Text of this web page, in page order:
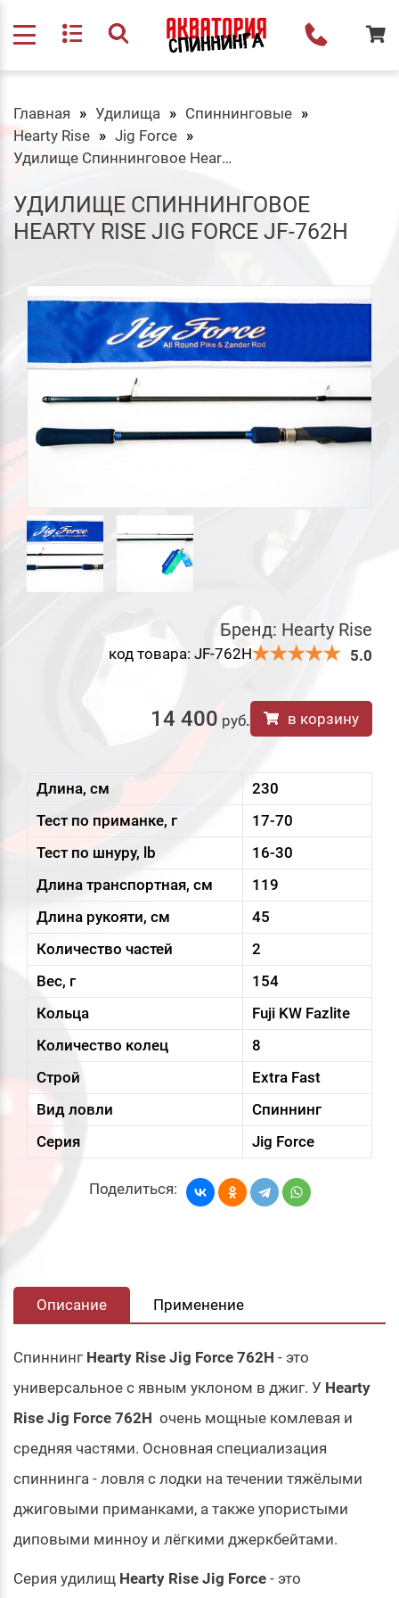
Главная Удилища
Спиннинговые
Hearty Rise
Jig Force
Удилище Спиннинговое Hearty Rise Jig Force JF-762H
УДИЛИЩЕ СПИННИНГОВОЕ
HEARTY RISE JIG FORCE JF-762H
Бренд: Hearty Rise
код товара: JF-762H 5.0
14 400 руб. в корзину
Длина, см
230
Тест по приманке, г
17-70
Тест по шнуру, lb
16-30
Длина транспортная, см
119
Длина рукояти, см
45
Количество частей
2
Вес, г
154
Кольца
Fuji KW Fazlite
Количество колец
8
Строй
Extra Fast
Вид ловли
Спиннинг
Серия
Jig Force
Поделиться:
Описание Применение
Спиннинг Hearty Rise Jig Force 762H - это
универсальное с явным уклоном в джиг. У Hearty
Rise Jig Force 762H очень мощные комлевая и
средняя частями. Основная специализация
спиннинга - ловля с лодки на течении тяжёлыми
джиговыми приманками, а также упористыми
диповыми минноу и лёгкими джеркбейтами.
Серия удилищ Hearty Rise Jig Force - это